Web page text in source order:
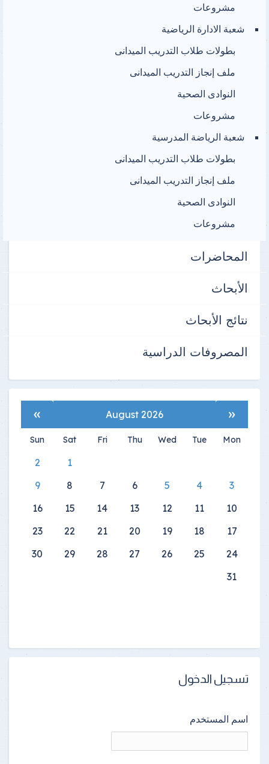
مشروعات
شعبة الادارة الرياضية
بطولات طلاب التدريب الميدانى
ملف إنجاز التدريب الميدانى
النوادى الصحية
مشروعات
شعبة الرياضة المدرسية
بطولات طلاب التدريب الميدانى
ملف إنجاز التدريب الميدانى
النوادى الصحية
مشروعات
المحاضرات
الأبحاث
نتائج الأبحاث
المصروفات الدراسية
«
August 2026
»
Mon
Tue
Wed
Thu
Fri
Sat
Sun
1
2
3
4
5
6
7
8
9
10
11
12
13
14
15
16
17
18
19
20
21
22
23
24
25
26
27
28
29
30
31
تسجيل الدخول
اسم المستخدم